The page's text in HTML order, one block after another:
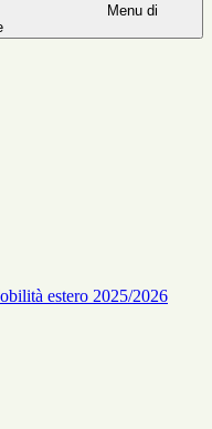
Menu di
estero 2025/2026